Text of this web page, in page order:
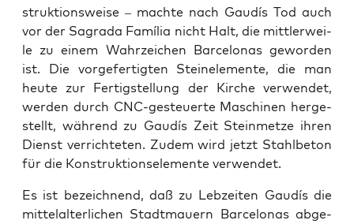
struk­ti­ons­wei­se – mach­te nach Gau­dís Tod auch
vor der Sagra­da Famí­lia nicht Halt, die mitt­ler­wei­
le zu einem Wahr­zei­chen Bar­ce­lo­nas gewor­den
ist. Die vor­ge­fer­tig­ten Stein­ele­men­te, die man
heu­te zur Fer­tig­stel­lung der Kir­che ver­wen­det,
wer­den durch CNC-gesteu­er­te Maschi­nen her­ge­
stellt, wäh­rend zu Gau­dís Zeit Stein­met­ze ihren
Dienst ver­rich­te­ten. Zudem wird jetzt Stahl­be­ton
für die Kon­struk­ti­ons­ele­men­te verwendet.
Es ist bezeich­nend, daß zu Leb­zei­ten Gau­dís die
mit­tel­al­ter­li­chen Stadt­mau­ern Bar­ce­lo­nas abge­